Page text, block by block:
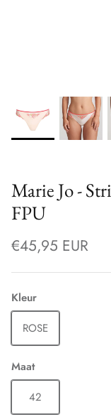
Marie Jo -
FPU
€45,95 EUR
Kleur
ROSE
Maat
42